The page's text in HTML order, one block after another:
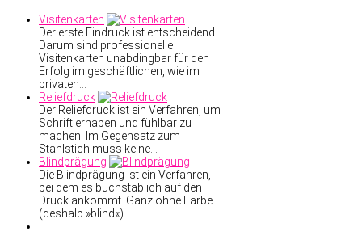
Visitenkarten
Der erste Eindruck ist entscheidend.
Darum sind professionelle
Visitenkarten unabdingbar für den
Erfolg im geschäftlichen, wie im
privaten…
Reliefdruck
Der Reliefdruck ist ein Verfahren, um
Schrift erhaben und fühlbar zu
machen. Im Gegensatz zum
Stahlstich muss keine…
Blindprägung
Die Blindprägung ist ein Verfahren,
bei dem es buchstäblich auf den
Druck ankommt. Ganz ohne Farbe
(deshalb »blind«)…